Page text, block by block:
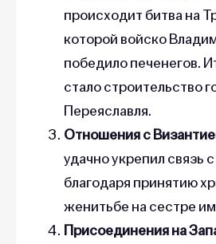
происходит битва на
которой войско
победило печенегов.
стало строительство
Переяславля.
Отношения с
удачно укрепил связь
благодаря принятию
женитьбе на сестре
Присоединения на